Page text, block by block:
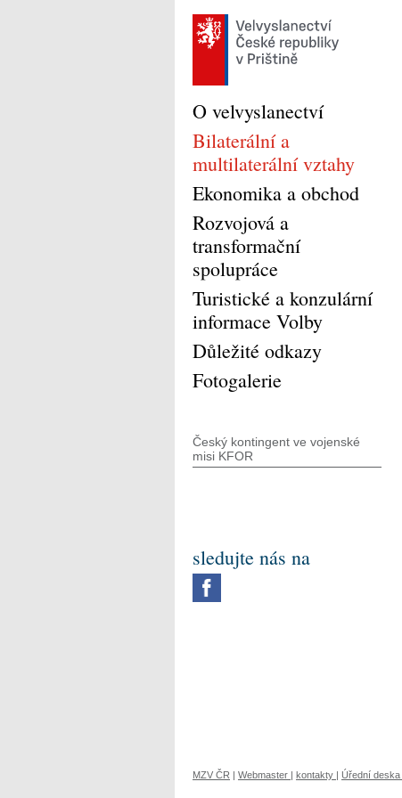
O velvyslanectví
Bilaterální a
multilaterální vztahy
Ekonomika a obchod
Rozvojová a
transformační
spolupráce
Turistické a konzulární
informace Volby
Důležité odkazy
Fotogalerie
Český kontingent ve vojenské
misi KFOR
sledujte nás na
MZV ČR | Webmaster | kontakty | Úřední deska